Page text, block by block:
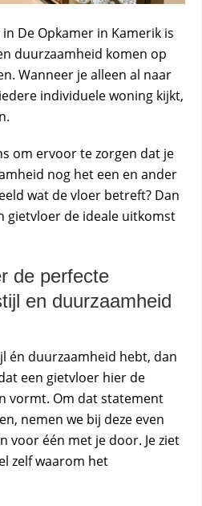
De Opkamer in Kamerik is
duurzaamheid komen op
Wanneer je alleen al naar
individuele woning kijkt,
om ervoor te zorgen dat je
nog het een en ander
wat de vloer betreft? Dan
gietvloer de ideale uitkomst
de perfecte
en duurzaamheid
én duurzaamheid hebt, dan
een gietvloer hier de
vormt. Om dat statement
nemen we bij deze even
voor één met je door. Je ziet
zelf waarom het